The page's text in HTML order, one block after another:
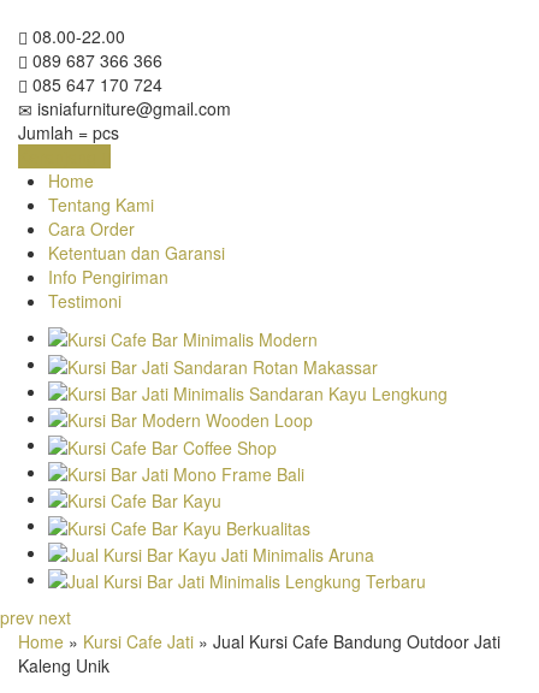
08.00-22.00
089 687 366 366
085 647 170 724
isniafurniture@gmail.com
Jumlah = pcs
Home
Tentang Kami
Cara Order
Ketentuan dan Garansi
Info Pengiriman
Testimoni
prev next
Home » Kursi Cafe Jati » Jual Kursi Cafe Bandung Outdoor Jati
Kaleng Unik